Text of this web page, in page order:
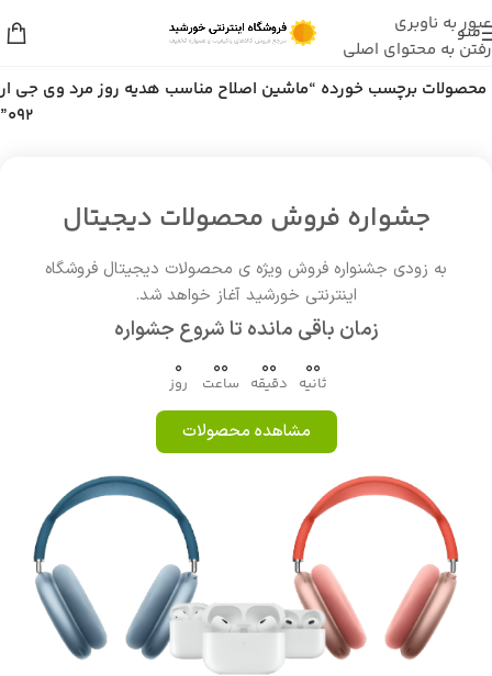
عبور به ناوبری
رفتن به محتوای اصلی
منو
خانه/
محصولات برچسب خورده “ماشین اصلاح مناسب هدیه روز مرد وی جی ار
092”
جشواره فروش محصولات دیجیتال
به زودی جشنواره فروش ویژه ی محصولات دیجیتال فروشگاه
اینترنتی خورشید آغاز خواهد شد.
زمان باقی مانده تا شروع جشواره
0
روز
00
ساعت
00
دقیقه
00
ثانیه
مشاهده محصولات